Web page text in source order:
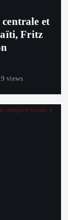
et
Fritz
views